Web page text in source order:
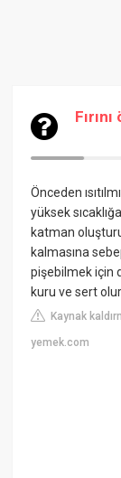
Önceden
yüksek
katman
kalmasına
pişebilmek için
kuru ve sert
Kaynak
yemek.com